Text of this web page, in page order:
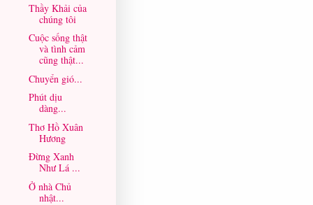
Thầy Khải của
chúng tôi
Cuộc sống thật
và tình cảm
cũng thật...
Chuyển gió...
Phút dịu
dàng...
Thơ Hồ Xuân
Hương
Đừng Xanh
Như Lá ...
Ở nhà Chủ
nhật...